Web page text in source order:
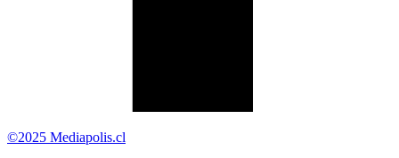
©2025 Mediapolis.cl